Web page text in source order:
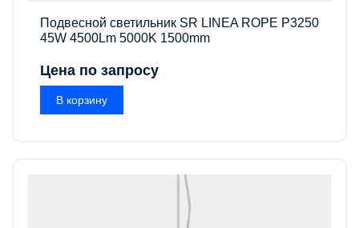
Подвесной светильник SR LINEA ROPE P3250
45W 4500Lm 5000K 1500mm
Цена по запросу
В корзину